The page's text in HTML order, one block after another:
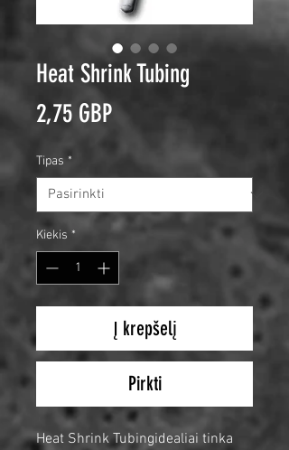
Heat Shrink Tubing
2,75 GBPPrice
Tipas *
Kiekis *
Į krepšelį
Pirkti
Heat Shrink Tubingidealiai tinka